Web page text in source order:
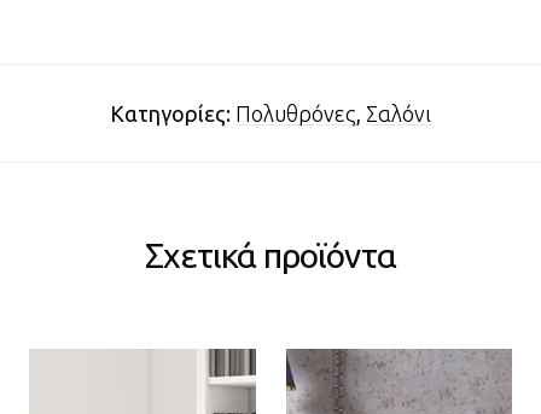
Κατηγορίες: Πολυθρόνες, Σαλόνι
Σχετικά προϊόντα